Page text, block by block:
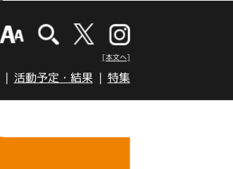
[本文へ]
活動予定・結果 特集